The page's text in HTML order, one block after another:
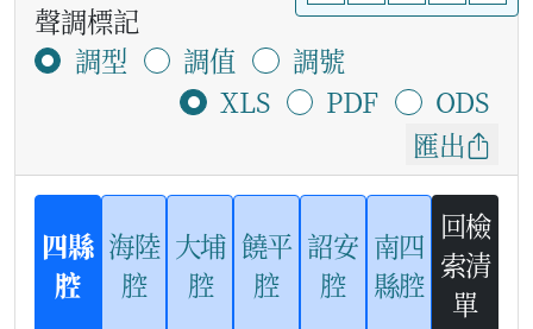
聲調標記
調型
調值
調號
XLS
PDF
ODS
匯出
四縣
腔
海陸
腔
大埔
腔
饒平
腔
詔安
腔
南四
縣腔
回檢
索清
單